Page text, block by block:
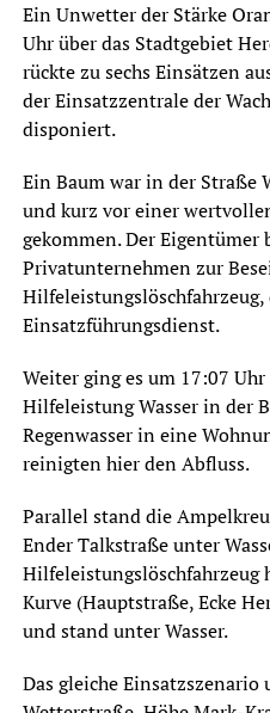
Ein Unwetter der Stärke
Uhr über das Stadtgebiet
rückte zu sechs Einsätzen
der Einsatzzentrale der
disponiert.
Ein Baum war in der Straße
und kurz vor einer
gekommen. Der Eigentümer
Privatunternehmen zur
Einsatzführungsdienst.
Weiter ging es um 17:07
Hilfeleistung Wasser in der
Regenwasser in eine
reinigten hier den Abfluss.
Parallel stand die
Ender Talkstraße unter
Hilfeleistungslöschfahrzeug
Kurve (Hauptstraße, Ecke
und stand unter Wasser.
Das gleiche Einsatzszenario